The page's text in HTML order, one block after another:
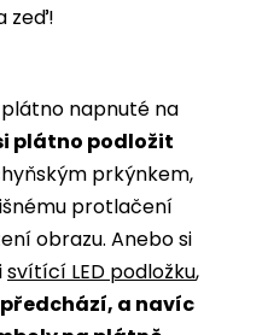
zeď!
napnuté na
plátno podložit
prkýnkem,
protlačení
obrazu. Anebo si
svítící LED podložku,
a navíc